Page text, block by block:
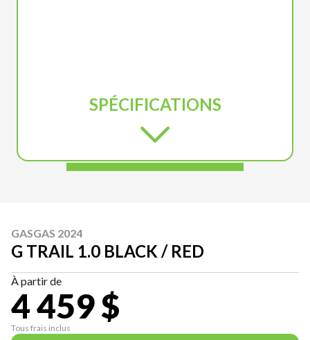
SPÉCIFICATIONS
GASGAS 2024
G TRAIL 1.0 BLACK / RED
À partir de
4 459 $
Tous frais inclus